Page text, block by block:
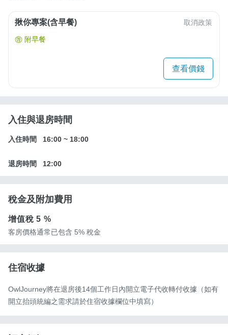
揪你專案(含早餐) 取消政策
附早餐
查看價錢
入住與退房時間
入住時間 16:00 ~ 18:00
退房時間 12:00
稅金及附加費用
增值稅5 %
客房價格通常已包含 5% 稅金
住宿收據
OwlJourney將在退房後14個工作日內開立電子代收轉付收據（如有
開立抬頭統編之需求請於住宿收據欄位中填寫）